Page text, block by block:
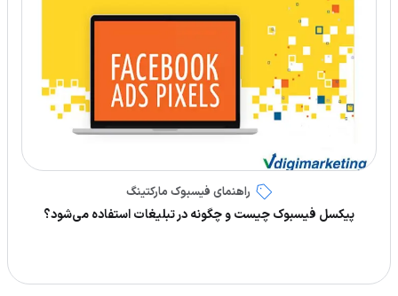
راهنمای فیسبوک مارکتینگ
پیکسل فیسبوک چیست و چگونه در تبلیغات استفاده می‌شود؟